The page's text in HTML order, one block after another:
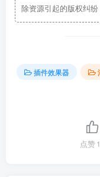
除资源引起的版权纠
插件效果器
点赞